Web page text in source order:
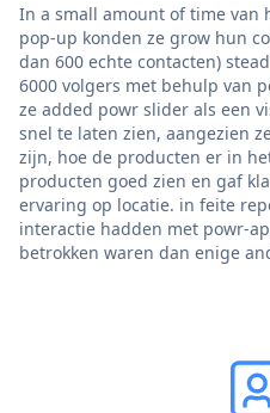
In a small amount of time van
pop-up konden ze grow hun
dan 600 echte contacten)
6000 volgers met behulp van
ze added powr slider als een
snel te laten zien, aangezien
zijn, hoe de producten er in
producten goed zien en gaf
ervaring op locatie. in feite
interactie hadden met powr-
betrokken waren dan enige